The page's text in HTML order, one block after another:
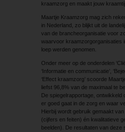
kraamzorg en maakt jouw
Maartje Kraamzorg mag zich
in Nederland, zo blijkt uit de
van de branche­organisatie voor
waarvoor kraamzorgorganisaties
loep werden genomen.
Onder meer op de onderdelen
‘Informatie en communicatie’,
‘Effect kraamzorg’ scoorde
liefst 96,8% van de maximaal te
De spiegelrapportage, ontwikkeld
er goed gaat in de zorg en waar
Hierbij wordt gebruik gemaakt
(cijfers en feiten) én kwalitatieve
beelden). De resultaten van deze